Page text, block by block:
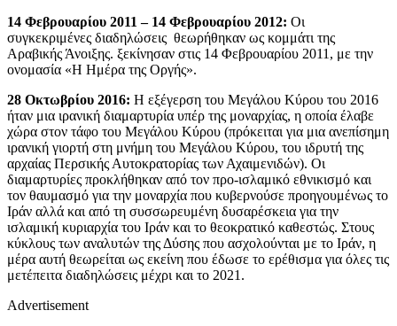
14 Φεβρουαρίου 2011 – 14 Φεβρουαρίου 2012: Οι
συγκεκριμένες διαδηλώσεις θεωρήθηκαν ως κομμάτι της
Αραβικής Άνοιξης. ξεκίνησαν στις 14 Φεβρουαρίου 2011, με την
ονομασία «Η Ημέρα της Οργής».
28 Οκτωβρίου 2016: Η εξέγερση του Μεγάλου Κύρου του 2016
ήταν μια ιρανική διαμαρτυρία υπέρ της μοναρχίας, η οποία έλαβε
χώρα στον τάφο του Μεγάλου Κύρου (πρόκειται για μια ανεπίσημη
ιρανική γιορτή στη μνήμη του Μεγάλου Κύρου, του ιδρυτή της
αρχαίας Περσικής Αυτοκρατορίας των Αχαιμενιδών). Οι
διαμαρτυρίες προκλήθηκαν από τον προ-ισλαμικό εθνικισμό και
τον θαυμασμό για την μοναρχία που κυβερνούσε προηγουμένως το
Ιράν αλλά και από τη συσσωρευμένη δυσαρέσκεια για την
ισλαμική κυριαρχία του Ιράν και το θεοκρατικό καθεστώς. Στους
κύκλους των αναλυτών της Δύσης που ασχολούνται με το Ιράν, η
μέρα αυτή θεωρείται ως εκείνη που έδωσε το ερέθισμα για όλες τις
μετέπειτα διαδηλώσεις μέχρι και το 2021.
Advertisement